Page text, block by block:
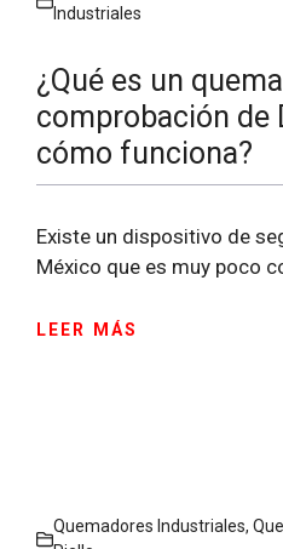
Industriales
¿Qué es un
comprobación de
cómo funciona?
Existe un dispositivo de
México que es muy poco
LEER MÁS
Quemadores Industriales,